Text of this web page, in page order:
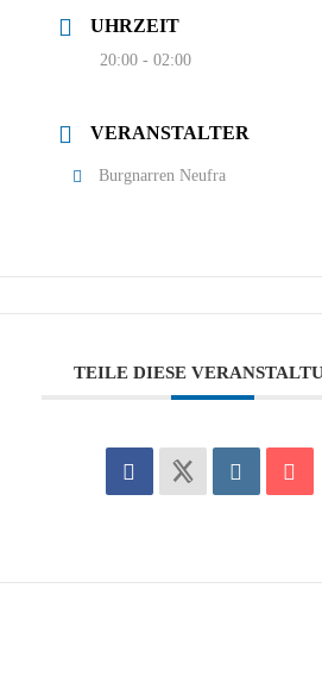
UHRZEIT
20:00 - 02:00
VERANSTALTER
Burgnarren Neufra
TEILE DIESE